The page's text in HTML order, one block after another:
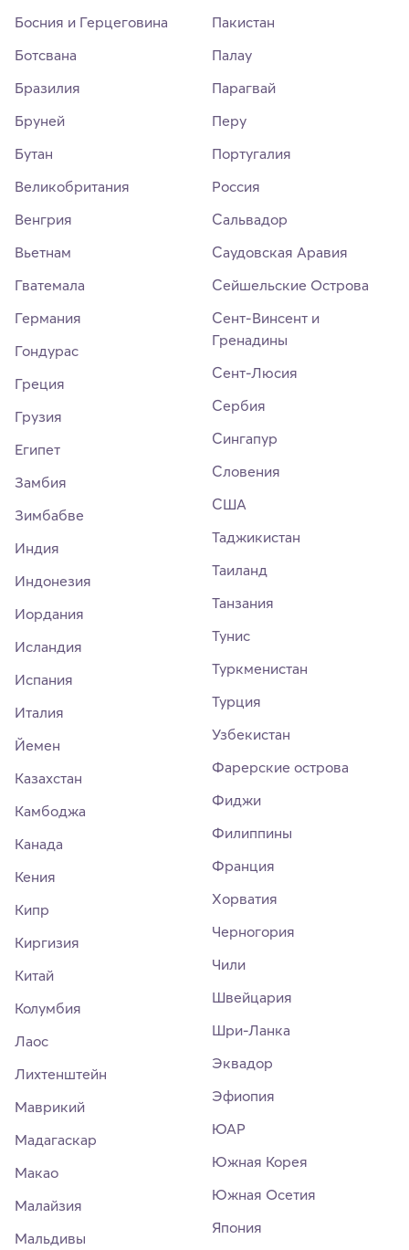
Босния и Герцеговина
Ботсвана
Бразилия
Бруней
Бутан
Великобритания
Венгрия
Вьетнам
Гватемала
Германия
Гондурас
Греция
Грузия
Египет
Замбия
Зимбабве
Индия
Индонезия
Иордания
Исландия
Испания
Италия
Йемен
Казахстан
Камбоджа
Канада
Кения
Кипр
Киргизия
Китай
Колумбия
Лаос
Лихтенштейн
Маврикий
Мадагаскар
Макао
Малайзия
Мальдивы
Пакистан
Палау
Парагвай
Перу
Португалия
Россия
Сальвадор
Саудовская Аравия
Сейшельские Острова
Сент-Винсент и
Гренадины
Сент-Люсия
Сербия
Сингапур
Словения
США
Таджикистан
Таиланд
Танзания
Тунис
Туркменистан
Турция
Узбекистан
Фарерские острова
Фиджи
Филиппины
Франция
Хорватия
Черногория
Чили
Швейцария
Шри-Ланка
Эквадор
Эфиопия
ЮАР
Южная Корея
Южная Осетия
Япония